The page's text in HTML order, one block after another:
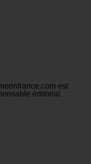
est
éditorial.